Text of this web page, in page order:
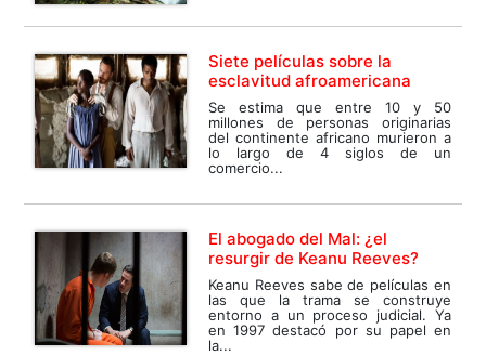
Siete películas sobre la
esclavitud afroamericana
Se estima que entre 10 y 50
millones de personas originarias
del continente africano murieron a
lo largo de 4 siglos de un
comercio...
El abogado del Mal: ¿el
resurgir de Keanu Reeves?
Keanu Reeves sabe de películas en
las que la trama se construye
entorno a un proceso judicial. Ya
en 1997 destacó por su papel en
la...